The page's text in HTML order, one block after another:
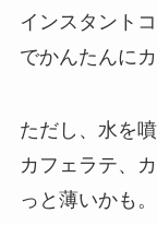
インスタント
でかんたんに
ただし、水を
カフェラテ、
っと薄いかも。